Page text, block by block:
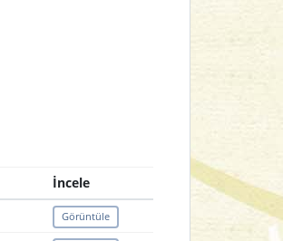
İncele
Görüntüle